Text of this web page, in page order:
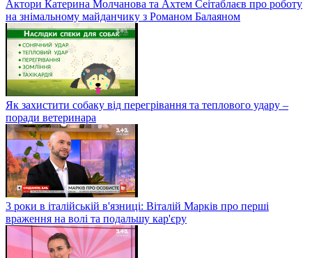
Актори Катерина Молчанова та Ахтем Сеітаблаєв про роботу
на знімальному майданчику з Романом Балаяном
Як захистити собаку від перегрівання та теплового удару –
поради ветеринара
3 роки в італійській в'язниці: Віталій Марків про перші
враження на волі та подальшу кар'єру